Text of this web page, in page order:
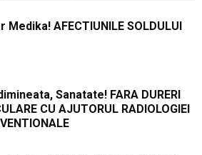
Medika! AFECTIUNILE SOLDULUI
Sanatate! FARA DURERI
CU AJUTORUL RADIOLOGIEI